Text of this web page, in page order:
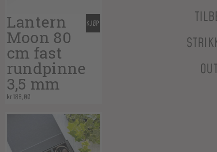
Lantern
Moon 80
cm fast
rundpinne
3,5 mm
kr188,00
KJØP